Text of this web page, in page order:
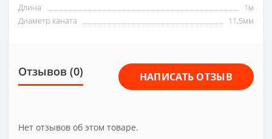
Длина
1м
Диаметр каната
11,5мм
Отзывов (0) НАПИСАТЬ ОТЗЫВ
Нет отзывов об этом товаре.